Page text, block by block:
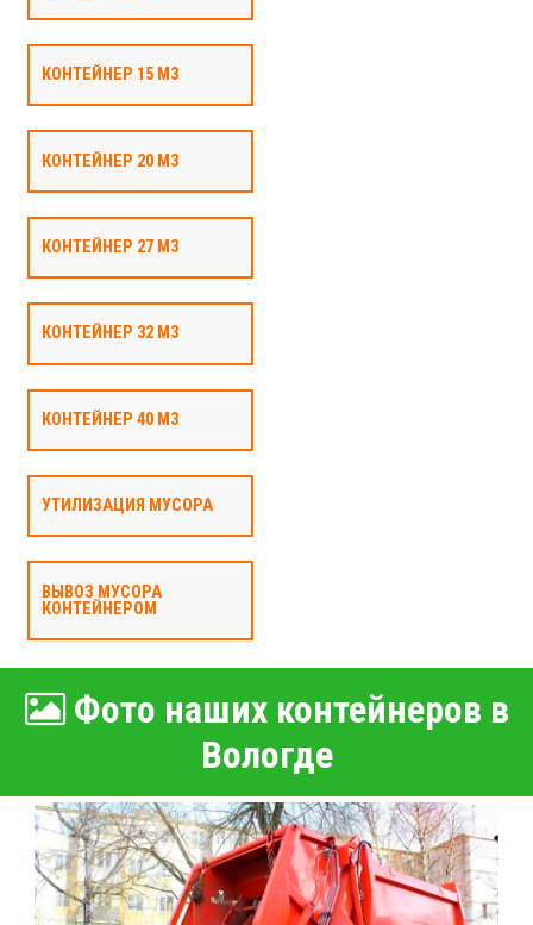
КОНТЕЙНЕР 15 М3
КОНТЕЙНЕР 20 М3
КОНТЕЙНЕР 27 М3
КОНТЕЙНЕР 32 М3
КОНТЕЙНЕР 40 М3
УТИЛИЗАЦИЯ МУСОРА
ВЫВОЗ МУСОРА
КОНТЕЙНЕРОМ
Фото наших контейнеров в
Вологде